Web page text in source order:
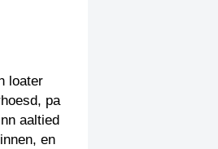
loater
pa
aaltied
en